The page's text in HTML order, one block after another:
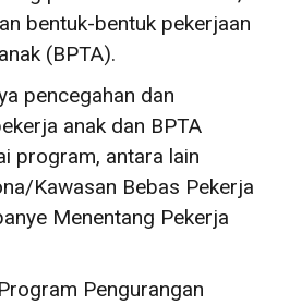
bentuk-bentuk pekerjaan
(BPTA).
pencegahan dan
anak dan BPTA
program, antara lain
Kawasan Bebas Pekerja
Menentang Pekerja
Pengurangan